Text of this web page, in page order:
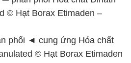
© Hạt Borax Etimaden –
phối ◄ cung ứng Hóa chất
© Hạt Borax Etimaden